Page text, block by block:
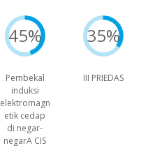
45%
Pembekal
induksi
elektromagn
etik cedap
di negar-
negarA CIS
35%
III PRIEDAS